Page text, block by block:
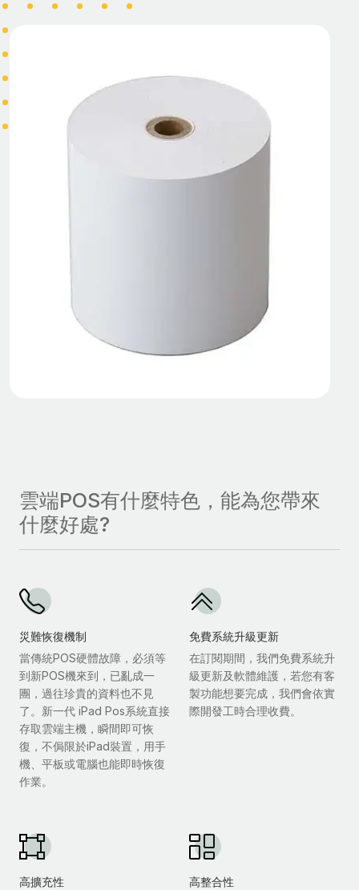
雲端POS有什麼特色，能為您帶來
什麼好處?
災難恢復機制
當傳統POS硬體故障，必須等
到新POS機來到，已亂成一
團，過往珍貴的資料也不見
了。新一代 iPad Pos系統直接
存取雲端主機，瞬間即可恢
復，不侷限於iPad裝置，用手
機、平板或電腦也能即時恢復
作業。
免費系統升級更新
在訂閱期間，我們免費系統升
級更新及軟體維護，若您有客
製功能想要完成，我們會依實
際開發工時合理收費。
高擴充性
高整合性